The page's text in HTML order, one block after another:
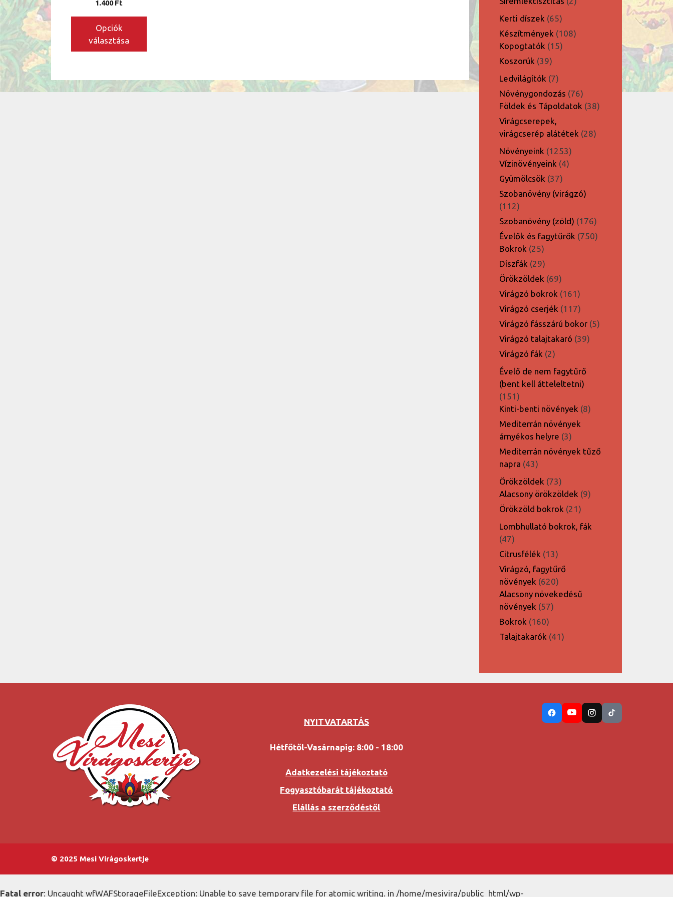
1.400Ft
Opciók
választása
Kerti díszek 6565
termék
Készítmények 108108
Kopogtatók 1515
Koszorúk 3939
termék
Ledvilágítók 77
termék
Növénygondozás 7676
termék
Földek és Tápoldatok 3838
Virágcserepek,
virágcserép alátétek 2828
Növényeink 12531253
termék
Vízinövényeink 44
Gyümölcsök 3737
termék
Szobanövény (virágzó)
112112
termék
Szobanövény (zöld) 176176
termék
Évelők és fagytűrők 750750
Bokrok 2525
termék
Díszfák 2929
termék
Örökzöldek 6969
termék
Virágzó bokrok 161161
termék
Virágzó cserjék 117117
termék
Virágzó fásszárú bokor 55
Virágzó talajtakaró 3939
Virágzó fák 22
termék
Évelő de nem fagytűrő
(bent kell átteleltetni)
151151
termék
Kinti-benti növények 88
Mediterrán növények
árnyékos helyre 33
termék
Mediterrán növények tűző
napra 4343
termék
Örökzöldek 7373
termék
Alacsony örökzöldek 99
Örökzöld bokrok 2121
termék
Lombhullató bokrok, fák
4747
termék
Citrusfélék 1313
termék
Virágzó, fagytűrő
növények 620620
termék
Alacsony növekedésű
növények 5757
Bokrok 160160
termék
Talajtakarók 4141
NYITVATARTÁS
Hétfőtől-Vasárnapig: 8:00 - 18:00
Adatkezelési tájékoztató
Fogyasztóbarát tájékoztató
Elállás a szerződéstől
© 2025 Mesi Virágoskertje
Fatal error: Uncaught wfWAFStorageFileException: Unable to save temporary file for atomic writing. in /home/mesivira/public_html/wp-